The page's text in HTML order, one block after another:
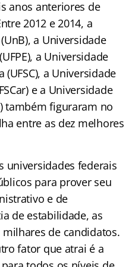
anos anteriores de
2012 e 2014, a
a Universidade
a Universidade
(UFSC), a Universidade
e a Universidade
também figuraram no
entre as dez melhores
universidades federais
para prover seu
e de
de estabilidade, as
de candidatos.
fator que atrai é a